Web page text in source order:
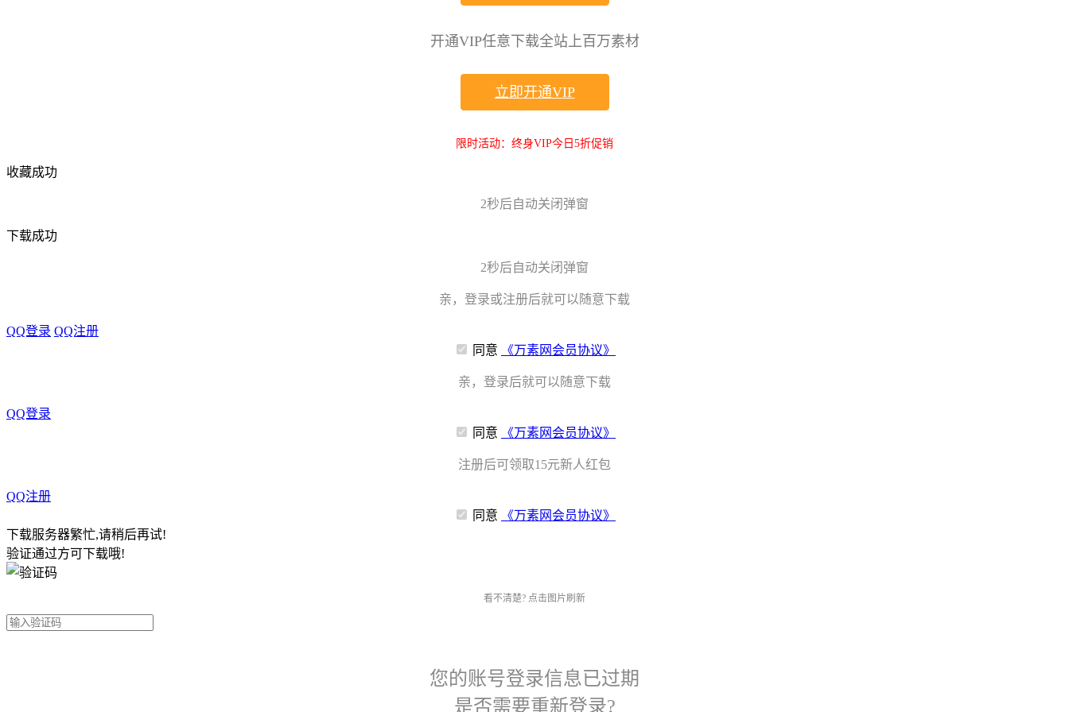
开通VIP任意下载全站上百万素材
立即开通VIP
限时活动：终身VIP今日5折促销
收藏成功
2秒后自动关闭弹窗
下载成功
2秒后自动关闭弹窗
亲，登录或注册后就可以随意下载
QQ登录 QQ注册
同意
《万素网会员协议》
亲，登录后就可以随意下载
QQ登录
同意
《万素网会员协议》
注册后可领取15元新人红包
QQ注册
同意
《万素网会员协议》
下载服务器繁忙,请稍后再试!
验证通过方可下载哦!
看不清楚? 点击图片刷新
您的账号登录信息已过期
是否需要重新登录?